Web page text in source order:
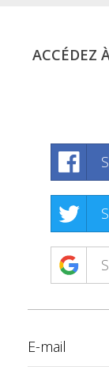
ACCÉDEZ
E-mail